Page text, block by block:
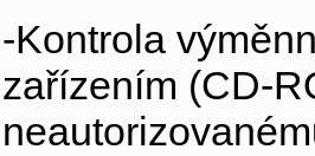
-Kontrola
zařízením (CD-